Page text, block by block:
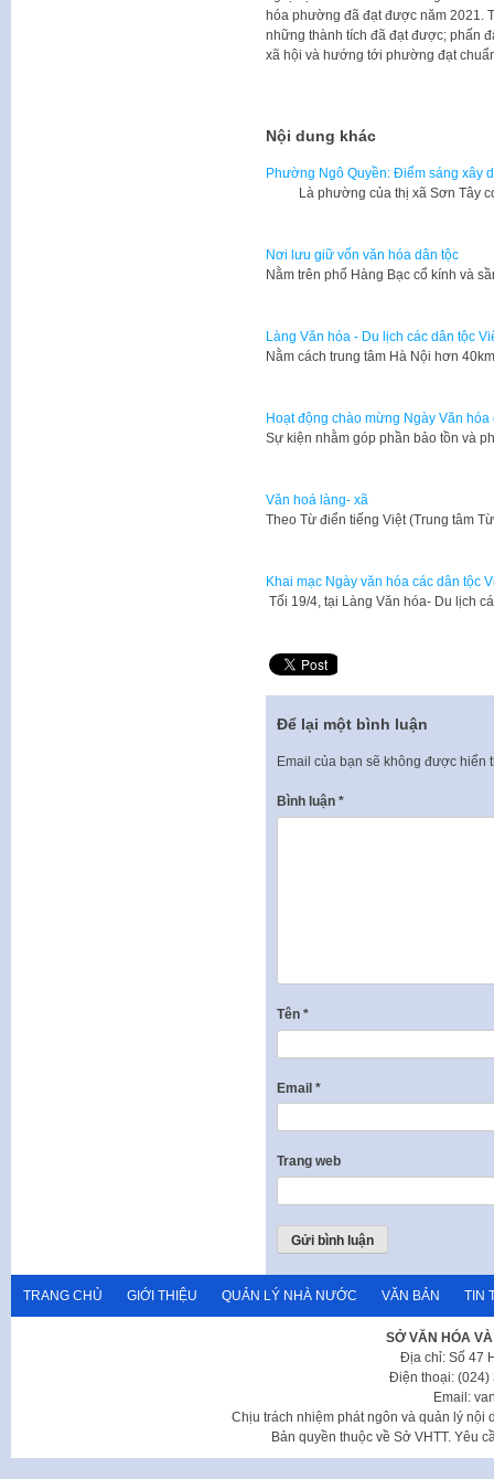
hóa phường đã đạt được năm 2021.
những thành tích đã đạt được; phấn
xã hội và hướng tới phường đạt
Nội dung khác
Phường Ngô Quyền: Điểm sáng xây
Là phường của thị xã Sơn Tây
Nơi lưu giữ vốn văn hóa dân tộc
Nằm trên phố Hàng Bạc cổ kính và
Làng Văn hóa - Du lịch các dân tộc
Nằm cách trung tâm Hà Nội hơn
Hoạt động chào mừng Ngày Văn hóa
Sự kiện nhằm góp phần bảo tồn và
Văn hoá làng- xã
​Theo Từ điển tiếng Việt (Trung tâm
Khai mạc Ngày văn hóa các dân tộc
Tối 19/4, tại Làng Văn hóa- Du lịch
Để lại một bình luận
Email của bạn sẽ không được hiển
Bình luận *
Tên *
Email *
Trang web
TRANG CHỦ GIỚI THIỆU QUẢN LÝ NHÀ NƯỚC VĂN BẢN TIN
SỞ VĂN HÓA
Địa chỉ: Số 47
Điện thoại: (024)
Email:
Chịu trách nhiệm phát ngôn và quản lý nội
Bản quyền thuộc về Sở VHTT. Yêu